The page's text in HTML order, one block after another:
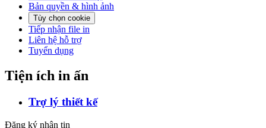
Bản quyền & hình ảnh
Tùy chọn cookie
Tiếp nhận file in
Liên hệ hỗ trợ
Tuyển dụng
Tiện ích in ấn
Trợ lý thiết kế
Đăng ký nhận tin